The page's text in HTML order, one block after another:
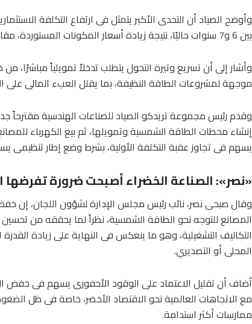
وأوضح الصياد أن التحدى الأكبر يتمثل فى ارتفاع التكلفة
بين 6 و7 سنوات حاليًا، نتيجة زيادة أسعار المكونات المستوردة، مقارنة بنحو 4 سنوات فى السابق قبل ارتفاع سعر الدولار.
موجهة لمشروعات الطاقة النظيفة، بما يقلل العبء المالى على
وقدم رئيس مجموعة تريدكو الصياد للصناعات الهندسية
إنشاء محطات الطاقة الشمسية وتمويلها، ثم بيع الكهرباء
يسهم فى تجاوز عقبة التكلفة الأولية، بشرط وضع إطار تنظيمى
«نصر»: الصناعة الخضراء أصبحت ضرورة تفرضها
وقال صبحى نصر، نائب رئيس مجلس الإدارة لشؤون اللجان، إن
المصانع للتوجه نحو الطاقة الشمسية، نظراً لما يحققه من
التكاليف التشغيلية، وهو ما ينعكس فى النهاية على زيادة
المحلى أو التصديري.
أضاف أن تقليل الاعتماد على الوقود الأحفورى يسهم فى خفض
مع الاتجاهات العالمية نحو الاقتصاد الأخضر، خاصة فى ظل
ممارسات أكثر استدامة.